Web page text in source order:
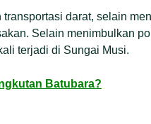
darat, selain
Selain menimbulkan
terjadi di Sungai Musi.
Batubara?